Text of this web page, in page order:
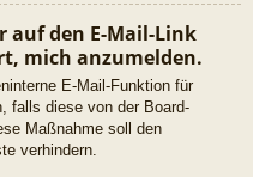
auf den E-Mail-Link
mich anzumelden.
E-Mail-Funktion für
falls diese von der Board-
Maßnahme soll den
verhindern.